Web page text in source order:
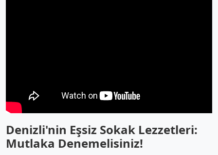
Denizli'nin Eşsiz Sokak Lezzetleri:
Mutlaka Denemelisiniz!